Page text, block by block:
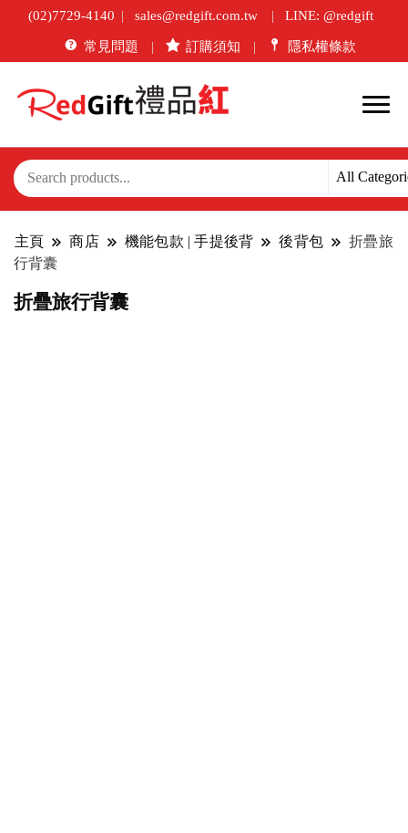
(02)7729-4140 sales@redgift.com.tw LINE: @redgift
常見問題 訂購須知 隱私權條款
主頁 商店 機能包款 | 手提後背 後背包
折疊旅
行背囊
折疊旅行背囊